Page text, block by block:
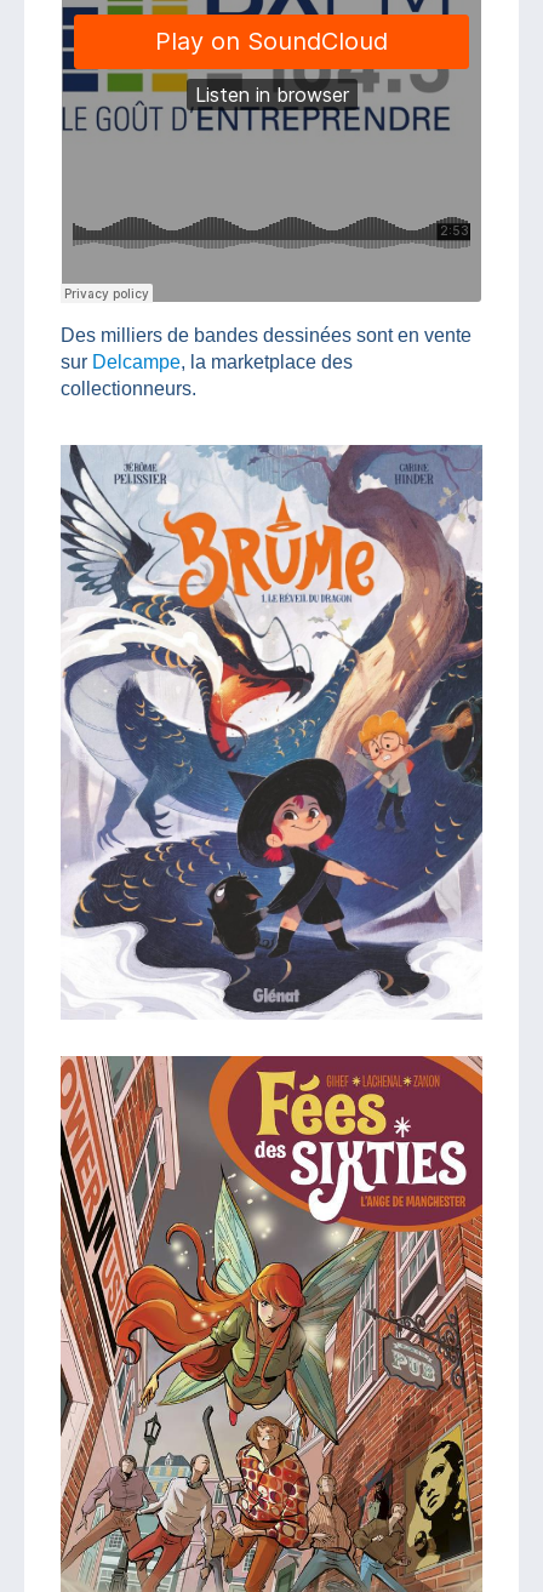
Des milliers de bandes dessinées sont en vente
sur Delcampe, la marketplace des
collectionneurs.